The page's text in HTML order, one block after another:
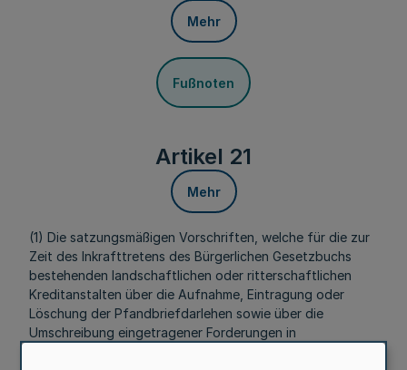
Mehr
Fußnoten
Artikel 21
Mehr
(1) Die satzungsmäßigen Vorschriften, welche für die zur
Zeit des Inkrafttretens des Bürgerlichen Gesetzbuchs
bestehenden landschaftlichen oder ritterschaftlichen
Kreditanstalten über die Aufnahme, Eintragung oder
Löschung der Pfandbriefdarlehen sowie über die
Umschreibung eingetragener Forderungen in